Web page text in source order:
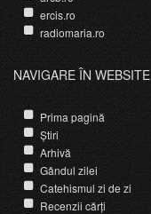
ercis.ro
radiomaria.ro
NAVIGARE ÎN WEBSITE
Prima pagină
Știri
Arhivă
Gândul zilei
Catehismul zi de zi
Recenzii cărți